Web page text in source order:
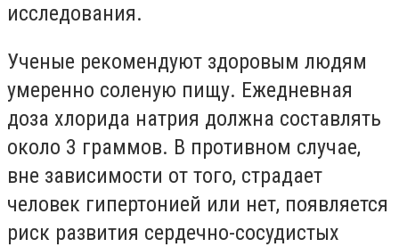
исследования.
Ученые рекомендуют здоровым людям
умеренно соленую пищу. Ежедневная
доза хлорида натрия должна составлять
около 3 граммов. В противном случае,
вне зависимости от того, страдает
человек гипертонией или нет, появляется
риск развития сердечно-сосудистых